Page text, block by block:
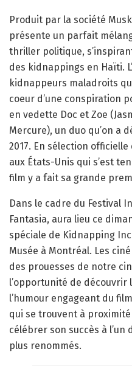
Produit par la société
présente un parfait
thriller politique,
des kidnappings en Haïti.
kidnappeurs maladroits
coeur d’une conspiration
en vedette Doc et Zoe
Mercure), un duo qu’on a
2017. En sélection
aux États-Unis qui s’est
film y a fait sa grande
Dans le cadre du Festival
Fantasia, aura lieu ce
spéciale de Kidnapping
Musée à Montréal. Les
des prouesses de notre
l’opportunité de
l’humour engageant du
qui se trouvent à
célébrer son succès à l’un
plus renommés.